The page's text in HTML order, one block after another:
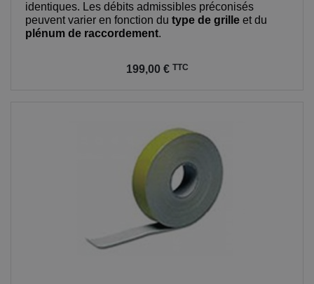
identiques. Les débits admissibles préconisés
peuvent varier en fonction du type de grille et du
plénum de raccordement.
199,00 € TTC